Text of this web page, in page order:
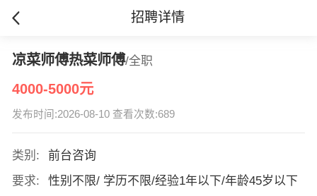
招聘详情
凉菜师傅热菜师傅/全职
4000-5000元
发布时间:2026-08-10 查看次数:689
类别:
前台咨询
要求:
性别不限/ 学历不限/经验1年以下/年龄45岁以下